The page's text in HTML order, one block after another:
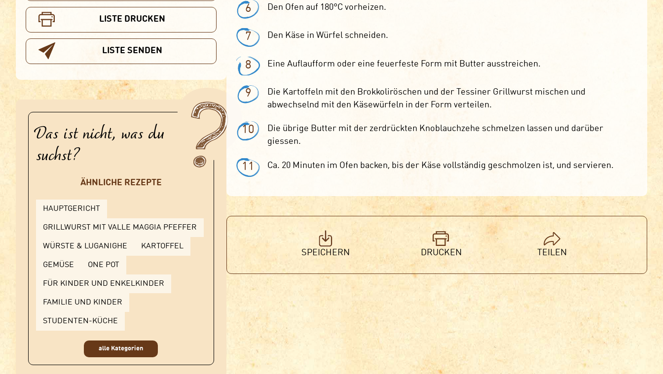
LISTE DRUCKEN
LISTE SENDEN
Das ist nicht, was du
suchst?
ÄHNLICHE REZEPTE
HAUPTGERICHT
GRILLWURST MIT VALLE MAGGIA PFEFFER
WÜRSTE & LUGANIGHE KARTOFFEL
GEMÜSE ONE POT
FÜR KINDER UND ENKELKINDER
FAMILIE UND KINDER
STUDENTEN-KÜCHE
alle Kategorien
6 Den Ofen auf 180°C vorheizen.
7 Den Käse in Würfel schneiden.
8 Eine Auflaufform oder eine feuerfeste Form mit Butter ausstreichen.
9
Die Kartoffeln mit den Brokkoliröschen und der Tessiner Grillwurst mischen und
abwechselnd mit den Käsewürfeln in der Form verteilen.
10
Die übrige Butter mit der zerdrückten Knoblauchzehe schmelzen lassen und darüber
giessen.
11 Ca. 20 Minuten im Ofen backen, bis der Käse vollständig geschmolzen ist, und servieren.
SPEICHERN DRUCKEN TEILEN